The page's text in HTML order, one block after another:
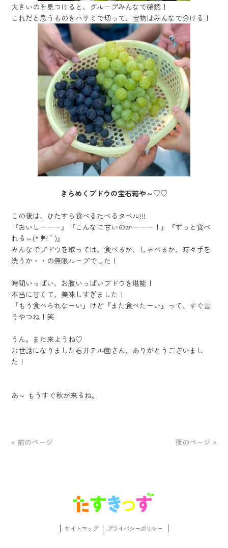
大きいのを見つけると、グループみんなで確認！
これだと思うものをハサミで切って、宝物はみんなで分ける！
きらめくブドウの宝石箱や～♡♡
この後は、ひたすら食べるたべるタベル!!!
『おいしーーー』『こんなに甘いのかーーー！』『ずっと食べ
れる～(* ´艸｀)』
みんなでブドウを取っては、食べるか、しゃべるか、時々手を
洗うか・・の無限ループでした！
時間いっぱい、お腹いっぱいブドウを堪能！
本当に甘くて、美味しすぎました！
『もう食べられなーい』けど『また食べたーい』って、すぐ言
うやつね！笑
うん。また来ようね♡
お世話になりました石井テル園さん、ありがとうございまし
た！
あ～ もうすぐ秋が来るね。
« 前のページ 後のページ »
サイトマップ プライバシーポリシー